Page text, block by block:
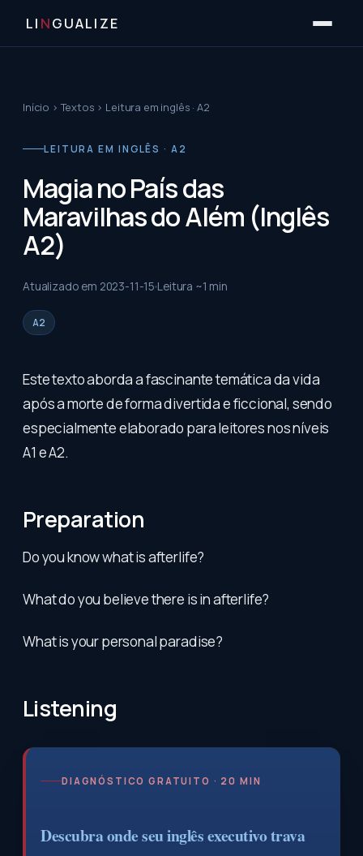
LI NGUALIZE
Início ›Textos › Leitura em inglês · A2
LEITURA EM INGLÊS · A2
Magia no País das
Maravilhas do Além (Inglês
A2)
Atualizado em 2023-11-15 Leitura ~1 min
A2
Este texto aborda a fascinante temática da vida
após a morte de forma divertida e ficcional, sendo
especialmente elaborado para leitores nos níveis
A1 e A2.
Preparation
Do you know what is afterlife?
What do you believe there is in afterlife?
What is your personal paradise?
Listening
DIAGNÓSTICO GRATUITO · 20 MIN
Descubra onde seu inglês executivo trava